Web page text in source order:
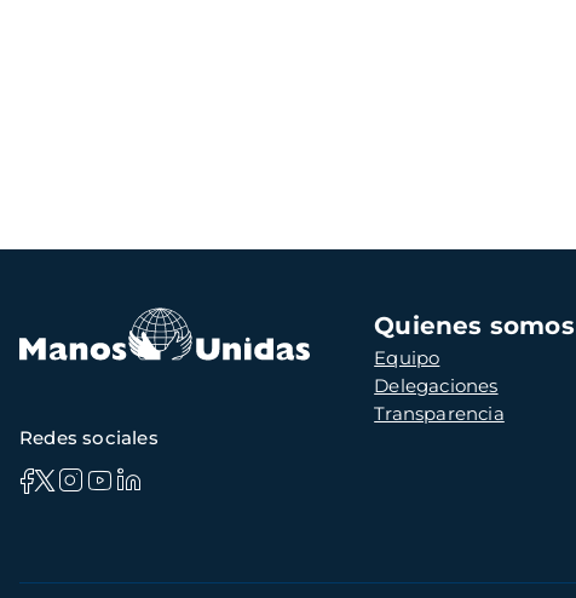
Navegación
principal
Quienes somos
Equipo
Delegaciones
Transparencia
Redes sociales